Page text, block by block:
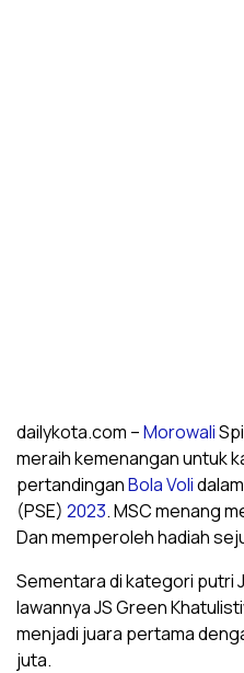
dailykota.com –Morowali
meraih kemenangan untuk
pertandinganBola Voli
(PSE) 2023. MSC menang
Dan memperoleh hadiah
Sementara di kategori putri
lawannya JS Green
menjadi juara pertama
juta.